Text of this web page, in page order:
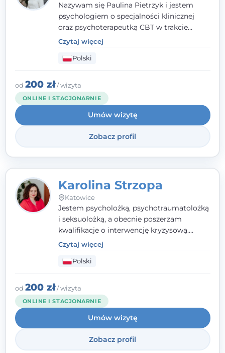
Nazywam się Paulina Pietrzyk i jestem
psychologiem o specjalności klinicznej
oraz psychoterapeutką CBT w trakcie
szkolenia. Pracuję z dorosłymi, którzy
szukają wsparcia w trudnych momentach -
w obliczu lęku, przewlekłego stresu,
natłoku myśli, obniżonego nastroju,
wypalenia czy kryzysu, a także po prostu
chcą lepiej poznać siebie.
Czytaj więcej
Polski
od 200 zł/ wizyta
ONLINE I STACJONARNIE
Umów wizytę
Zobacz profil
Karolina Strzopa
Katowice
Jestem psycholożką, psychotraumatolożką
i seksuolożką, a obecnie poszerzam
kwalifikacje o interwencję kryzysową.
Pracuję w nurcie terapii trzeciej fali, łącząc
metody o potwierdzonej skuteczności.
Towarzyszę młodzieży, dorosłym i parom w
radzeniu sobie z bolesnymi
doświadczeniami tak, by mogli żyć pełniej.
Czytaj więcej
Polski
od 200 zł/ wizyta
ONLINE I STACJONARNIE
Umów wizytę
Zobacz profil